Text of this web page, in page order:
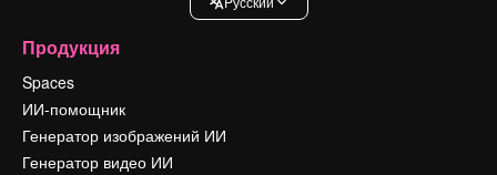
Продукция
Spaces
ИИ-помощник
Генератор изображений ИИ
Генератор видео ИИ